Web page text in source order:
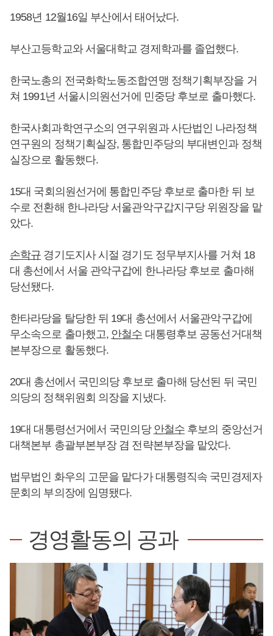
1958년 12월16일 부산에서 태어났다.
부산고등학교와 서울대학교 경제학과를 졸업했다.
한국노총의 전국화학노동조합연맹 정책기획부장을 거
쳐 1991년 서울시의원선거에 민중당 후보로 출마했다.
한국사회과학연구소의 연구위원과 사단법인 나라정책
연구원의 정책기획실장, 통합민주당의 부대변인과 정책
실장으로 활동했다.
15대 국회의원선거에 통합민주당 후보로 출마한 뒤 보
수로 전환해 한나라당 서울관악구갑지구당 위원장을 맡
았다.
손학규 경기도지사 시절 경기도 정무부지사를 거쳐 18
대 총선에서 서울 관악구갑에 한나라당 후보로 출마해
당선됐다.
한타라당을 탈당한 뒤 19대 총선에서 서울관악구갑에
무소속으로 출마했고, 안철수 대통령후보 공동선거대책
본부장으로 활동했다.
20대 총선에서 국민의당 후보로 출마해 당선된 뒤 국민
의당의 정책위원회 의장을 지냈다.
19대 대통령선거에서 국민의당 안철수 후보의 중앙선거
대책본부 총괄부본부장 겸 전략본부장을 맡았다.
법무법인 화우의 고문을 맡다가 대통령직속 국민경제자
문회의 부의장에 임명됐다.
경영활동의 공과